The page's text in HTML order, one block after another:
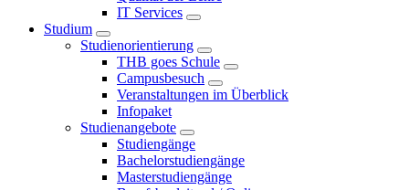
IT Services
Studium
Studienorientierung
THB goes Schule
Campusbesuch
Veranstaltungen im Überblick
Infopaket
Studienangebote
Studiengänge
Bachelorstudiengänge
Masterstudiengänge